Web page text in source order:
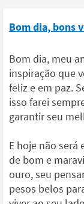
Bom dia, bons
Bom dia, meu
inspiração que
feliz e em paz.
isso farei
garantir seu
E hoje não será
de bom e
ouro, seu
pesos belos